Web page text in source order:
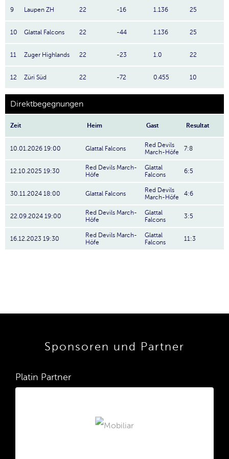
9 Laupen ZH 22 -16 1.136 25
10 Glattal Falcons 22 -44 1.136 25
11 Zuger Highlands 22 -23 1.0 22
12 Züri Süd 22 -72 0.455 10
Direktbegegnungen
Zeit Heim Gast Resultat
10.01.2026 19:00 Glattal Falcons
Red Devils
March-Höfe
7:8
12.10.2025 19:30
Red Devils March-
Höfe
Glattal
Falcons
6:5
30.11.2024 18:00 Glattal Falcons
Red Devils
March-Höfe
4:6
22.09.2024 19:00
Red Devils March-
Höfe
Glattal
Falcons
3:5
16.12.2023 19:30
Red Devils March-
Höfe
Glattal
Falcons
11:3
Sponsoren und Partner
Platin Partner